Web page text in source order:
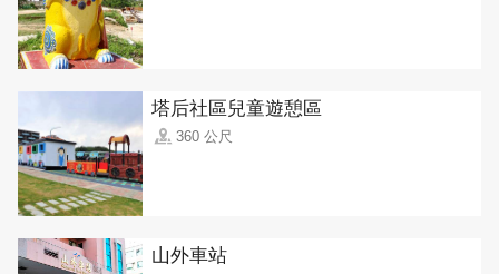
塔后社區兒童遊憩區
360 公尺
山外車站